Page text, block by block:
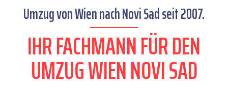
Umzug von Wien nach Novi Sad seit 2007.
IHR FACHMANN FÜR DEN
UMZUG WIEN NOVI SAD